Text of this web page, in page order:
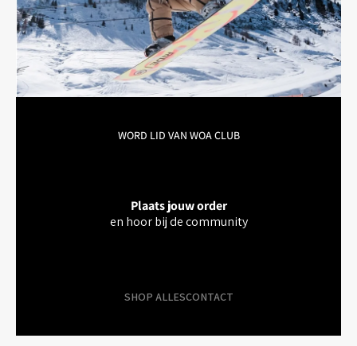
WORD LID VAN WOA CLUB
Plaats jouw order
en hoor bij de community
SHOP ALLESCONTACT